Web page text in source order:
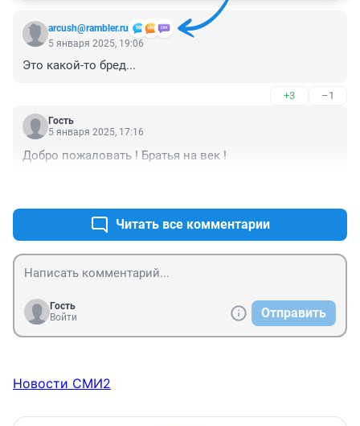
arcush@rambler.ru
5 января 2025, 19:06
Это какой-то бред...
+3 –1
Гость
5 января 2025, 17:16
Добро пожаловать ! Братья на век !
Читать все комментарии
Гость
Войти
Отправить
Новости СМИ2